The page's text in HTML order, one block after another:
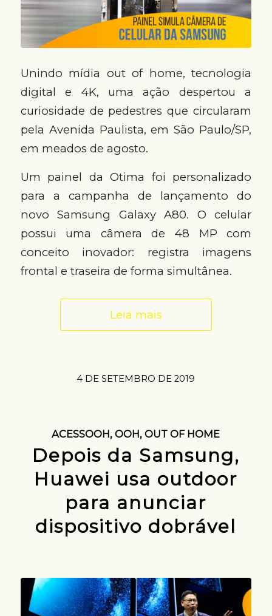
Unindo mídia out of home, tecnologia
digital e 4K, uma ação despertou a
curiosidade de pedestres que circularam
pela Avenida Paulista, em São Paulo/SP,
em meados de agosto.
Um painel da Otima foi personalizado
para a campanha de lançamento do
novo Samsung Galaxy A80. O celular
possui uma câmera de 48 MP com
conceito inovador: registra imagens
frontal e traseira de forma simultânea.
Leia mais
4 DE SETEMBRO DE 2019
ACESSOOH,OOH,OUT OF HOME
Depois da Samsung,
Huawei usa outdoor
para anunciar
dispositivo dobrável